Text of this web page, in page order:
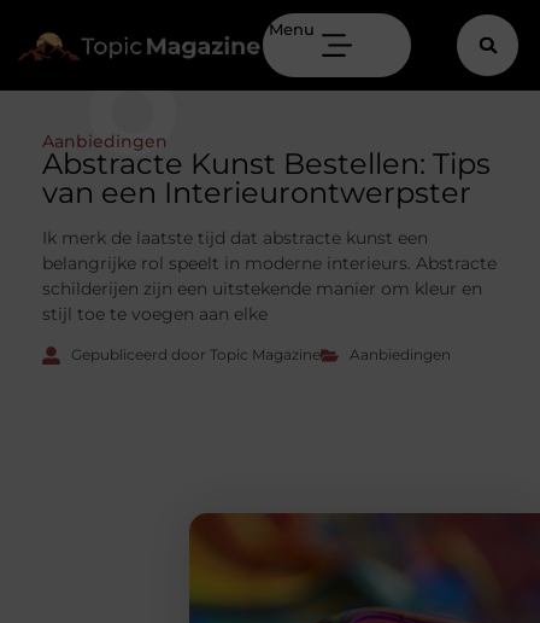
Menu
Aanbiedingen
Abstracte Kunst Bestellen: Tips
van een Interieurontwerpster
Ik merk de laatste tijd dat abstracte kunst een
belangrijke rol speelt in moderne interieurs. Abstracte
schilderijen zijn een uitstekende manier om kleur en
stijl toe te voegen aan elke
Gepubliceerd door Topic Magazine Aanbiedingen